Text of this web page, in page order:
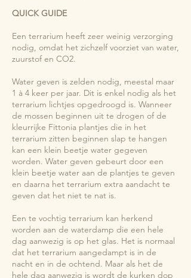
QUICK GUIDE
Een terrarium heeft zeer weinig verzorging
nodig, omdat het zichzelf voorziet van water,
zuurstof en CO2.
Water geven is zelden nodig, meestal maar
1 à 4 keer per jaar. Dit is enkel nodig als het
terrarium lichtjes opgedroogd is. Wanneer
de mossen beginnen uit te drogen of de
kleurrijke Fittonia plantjes die in het
terrarium zitten beginnen slap te hangen
kan een klein beetje water gegeven
worden. Water geven gebeurt door een
klein beetje water aan de plantjes te geven
en daarna het terrarium extra aandacht te
geven dat het niet te nat is.
Een te vochtig terrarium kan herkend
worden aan de waterdamp die een hele
dag aanwezig is op het glas. Het is normaal
dat het terrarium aangedampt is in de
nacht en in de ochtend. Maar als het de
hele dag aanwezig is wordt de kurken dop